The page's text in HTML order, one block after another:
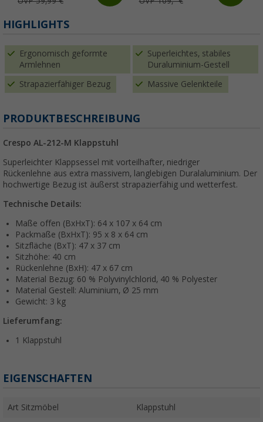
HIGHLIGHTS
Ergonomisch geformte
Armlehnen
Superleichtes, stabiles
Duraluminium-Gestell
Strapazierfähiger Bezug Massive Gelenkteile
PRODUKTBESCHREIBUNG
Crespo AL-212-M Klappstuhl
Superleichter Klappsessel mit vorteilhafter, niedriger
Rückenlehne aus extra massivem, langlebigen Duralaluminium. Der
hochwertige Bezug ist äußerst strapazierfähig und wetterfest.
Technische Details:
Maße offen (BxHxT): 64 x 107 x 64 cm
Packmaße (BxHxT): 95 x 8 x 64 cm
Sitzfläche (BxT): 47 x 37 cm
Sitzhöhe: 40 cm
Rückenlehne (BxH): 47 x 67 cm
Material Bezug: 60 % Polyvinylchlorid, 40 % Polyester
Material Gestell: Aluminium, Ø 25 mm
Gewicht: 3 kg
Lieferumfang:
1 Klappstuhl
EIGENSCHAFTEN
Art Sitzmöbel Klappstuhl